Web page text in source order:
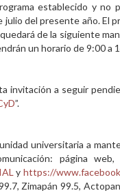
establecido y no
del presente año. El
de la siguiente
un horario de 9:00 a
invitación a seguir
”.
universitaria a
página
y https://
Zimapán 99.5,